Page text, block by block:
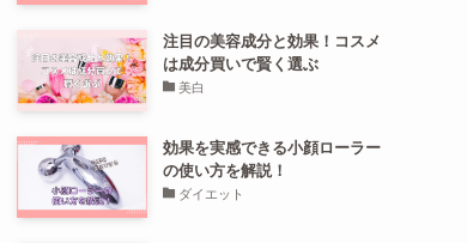
注目の美容成分と効果！コスメ
は成分買いで賢く選ぶ
美白
効果を実感できる小顔ローラー
の使い方を解説！
ダイエット